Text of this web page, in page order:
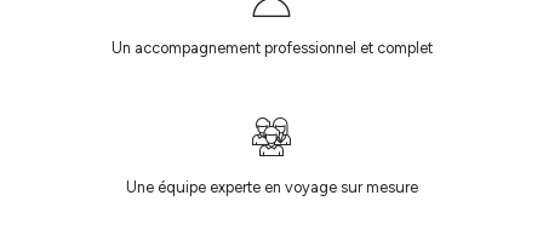
Un accompagnement professionnel et complet
Une équipe experte en voyage sur mesure